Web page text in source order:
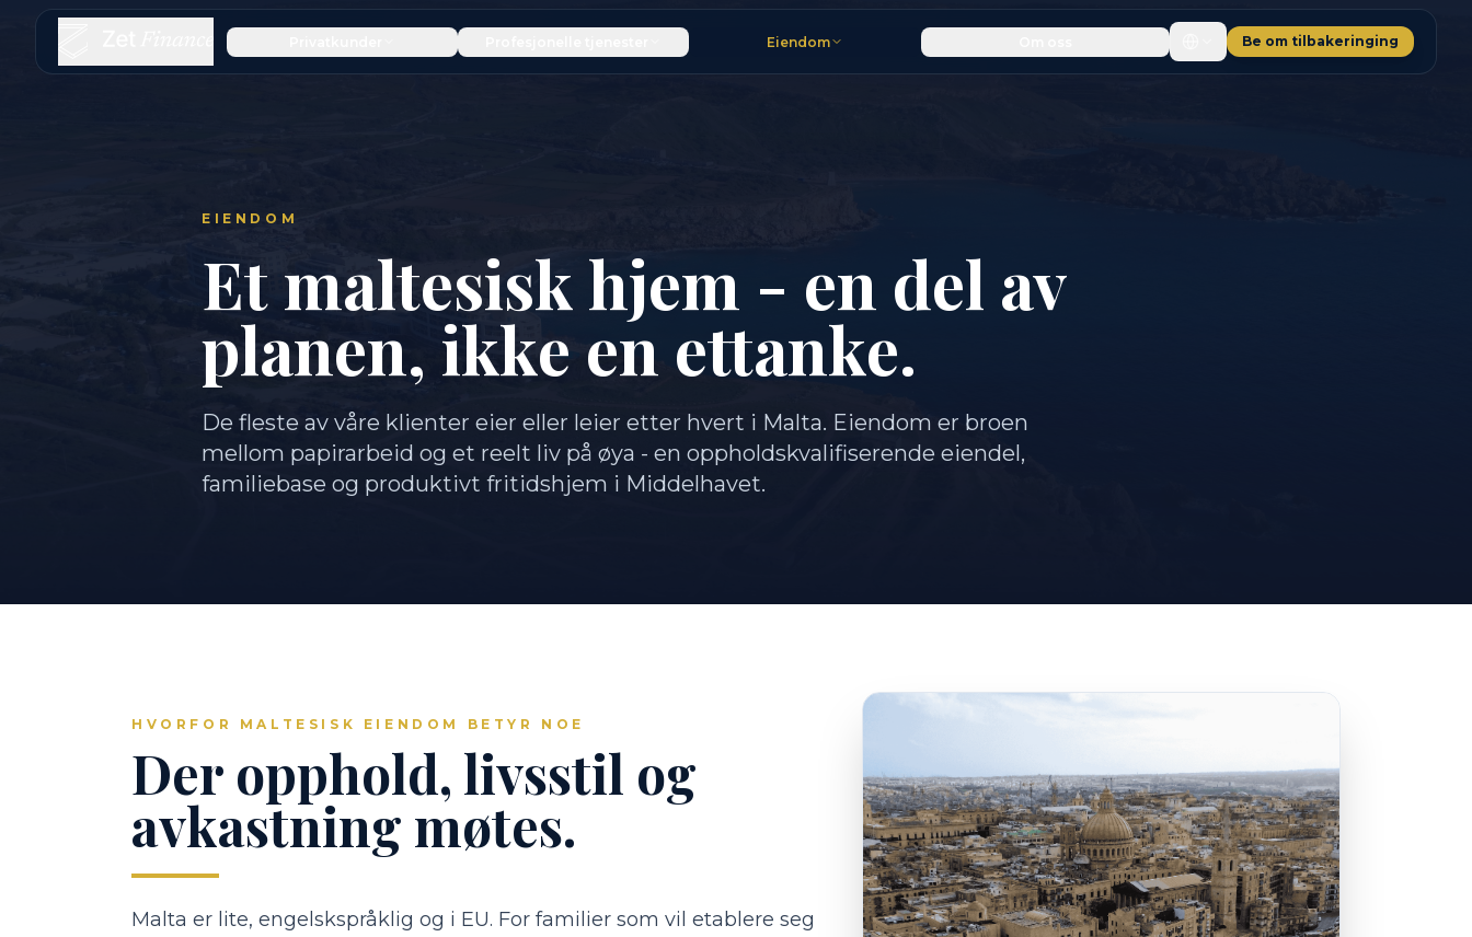
Eiendom Be om tilbakeringing
EIENDOM
Et maltesisk hjem - en del av
planen, ikke en ettanke.
De fleste av våre klienter eier eller leier etter hvert i Malta. Eiendom er broen
mellom papirarbeid og et reelt liv på øya - en oppholdskvalifiserende eiendel,
familiebase og produktivt fritidshjem i Middelhavet.
HVORFOR MALTESISK EIENDOM BETYR NOE
Der opphold, livsstil og
avkastning møtes.
Malta er lite, engelskspråklig og i EU. For familier som vil etablere seg